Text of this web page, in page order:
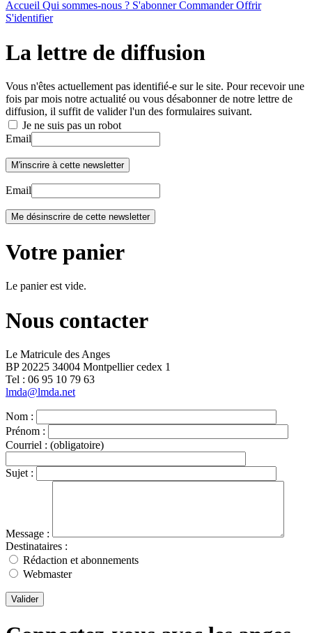
Accueil Qui sommes-nous ? S'abonnerCommanderOffrir
S'identifier
La lettre de diffusion
Vous n'êtes actuellement pas identifié-e sur le site. Pour recevoir une
fois par mois notre actualité ou vous désabonner de notre lettre de
diffusion, il suffit de valider l'un des formulaires suivant.
Je ne suis pas un robot
Email
Email
Votre panier
Le panier est vide.
Nous contacter
Le Matricule des Anges
BP 20225 34004 Montpellier cedex 1
Tel : ‭06 95 10 79 63
lmda@lmda.net
Nom :
Prénom :
Courriel : (obligatoire)
Sujet :
Message :
Destinataires :
Rédaction et abonnements
Webmaster
Valider